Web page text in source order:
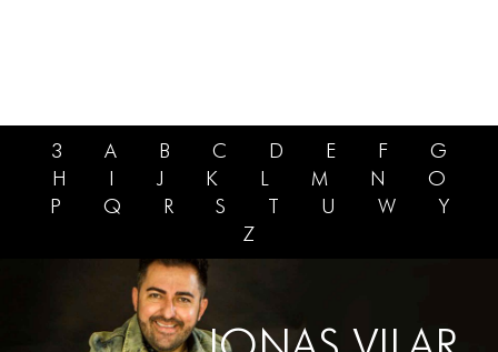
3 A B C D E F
G
H
I J K L M N
O
P
Q R S T U W
Y
Z